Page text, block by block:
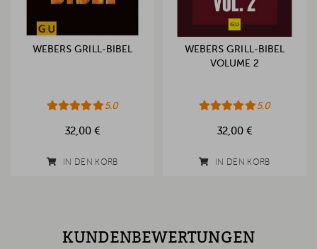
WEBERS GRILL-BIBEL
5.0
32,00 €
IN DEN KORB
WEBERS GRILL-BIBEL
VOLUME 2
5.0
32,00 €
IN DEN KORB
KUNDENBEWERTUNGEN